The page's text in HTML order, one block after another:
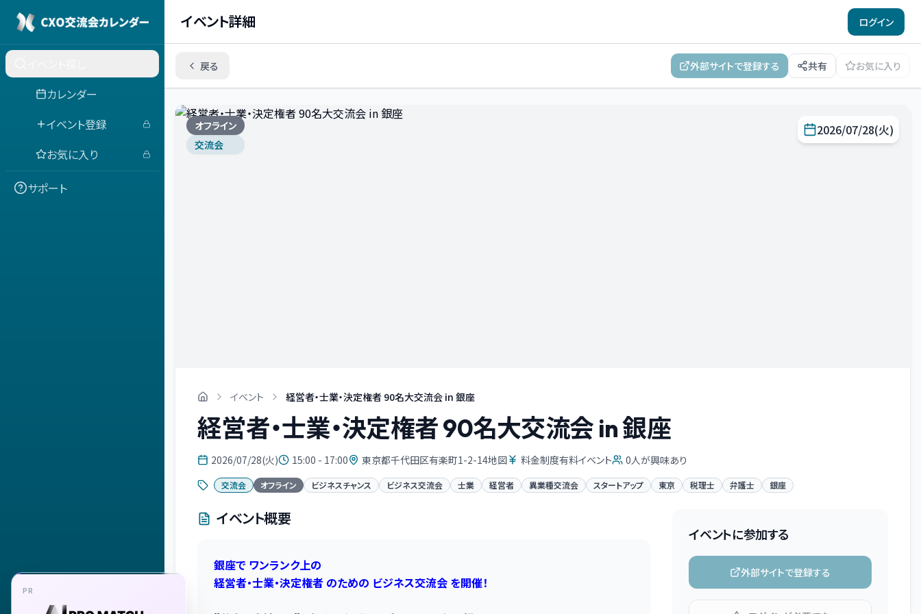
カレンダー
イベント登録
お気に入り
サポート
イベント詳細 ログイン
戻る 外部サイトで登録する 共有 お気に入り
オフライン
交流会
2026/07/28(火)
イベント 経営者・士業・決定権者 90名大交流会 in 銀座
経営者・士業・決定権者 90名大交流会 in 銀座
2026/07/28(火) 15:00 - 17:00 東京都千代田区有楽町1-2-14地図 料金制度有料イベント 0人が興味あり
交流会 オフライン ビジネスチャンス ビジネス交流会 士業 経営者 異業種交流会 スタートアップ 東京 税理士 弁護士 銀座
イベント概要
銀座で ワンランク上の
経営者・士業・決定権者 のための ビジネス交流会 を開催！
イベントに参加する
外部サイトで登録する
PR